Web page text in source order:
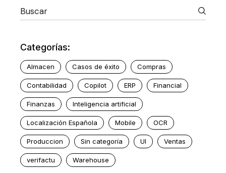
Categorías:
Almacen Casos de éxito Compras
Contabilidad Copilot ERP Financial
Finanzas Inteligencia artificial
Localización Española Mobile OCR
Produccion Sin categoría UI Ventas
verifactu Warehouse